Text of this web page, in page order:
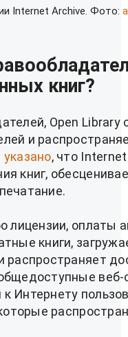
Internet Archive. Фото:
книг?
Open Library
и
указано, что
книг,
лицензии,
книги,
распространяет
веб-
Интернету